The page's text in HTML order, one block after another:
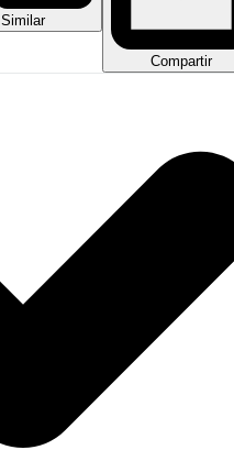
Similar
Compartir